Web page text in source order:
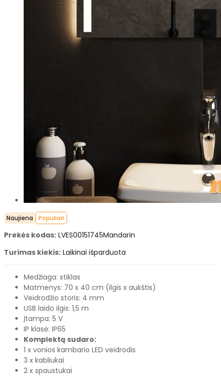
Naujiena Populiari
Prekės kodas: LVES00151745Mandarin
Turimas kiekis: Laikinai išparduota
Medžiaga: stiklas
Matmenys: 70 x 40 cm (ilgis x aukštis)
Veidrodžio storis: 4 mm
USB laido ilgis: 1,5 m
Įtampa: 5 V
IP klasė: IP65
Komplektą sudaro:
1 x vonios kambario LED veidrodis
3 x kabliukai
2 x spaustukai